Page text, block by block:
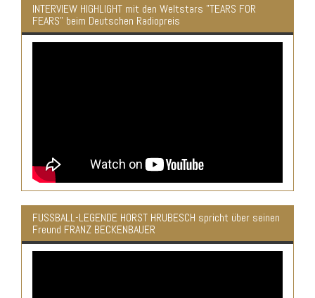
INTERVIEW HIGHLIGHT mit den Weltstars "TEARS FOR
FEARS" beim Deutschen Radiopreis
FUSSBALL-LEGENDE HORST HRUBESCH spricht über seinen
Freund FRANZ BECKENBAUER